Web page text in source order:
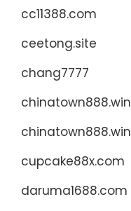
cc11388.com
ceetong.site
chang7777
chinatown888.win
chinatown888.win
cupcake88x.com
daruma1688.com